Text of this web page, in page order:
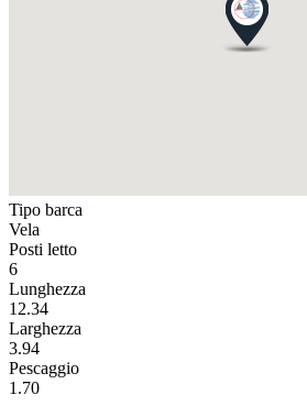
Tipo barca
Vela
Posti letto
6
Lunghezza
12.34
Larghezza
3.94
Pescaggio
1.70